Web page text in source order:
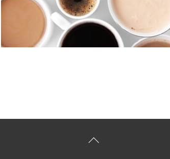
Back